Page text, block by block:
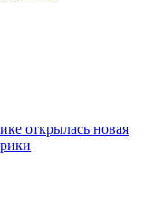
открылась новая